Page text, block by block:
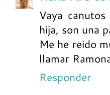
Vaya
hija, son una
Me he reido
llamar
Responder